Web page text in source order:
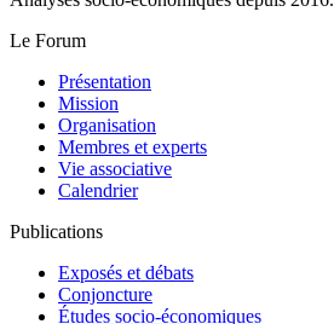
Le Forum
Présentation
Mission
Organisation
Membres et experts
Vie associative
Calendrier
Publications
Exposés et débats
Conjoncture
Études socio-économiques